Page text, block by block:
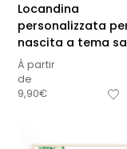
Locandina
personalizzata
nascita a tema
À partir
de
9,90€